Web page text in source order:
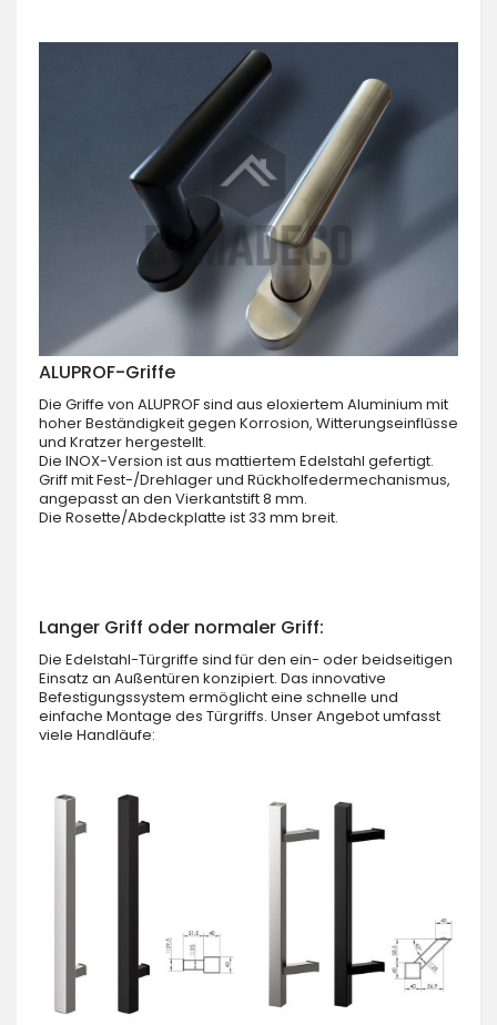
ALUPROF-Griffe
Die Griffe von ALUPROF sind aus eloxiertem Aluminium mit
hoher Beständigkeit gegen Korrosion, Witterungseinflüsse
und Kratzer hergestellt.
Die INOX-Version ist aus mattiertem Edelstahl gefertigt.
Griff mit Fest-/Drehlager und Rückholfedermechanismus,
angepasst an den Vierkantstift 8 mm.
Die Rosette/Abdeckplatte ist 33 mm breit.
Langer Griff oder normaler Griff:
Die Edelstahl-Türgriffe sind für den ein- oder beidseitigen
Einsatz an Außentüren konzipiert. Das innovative
Befestigungssystem ermöglicht eine schnelle und
einfache Montage des Türgriffs. Unser Angebot umfasst
viele Handläufe: